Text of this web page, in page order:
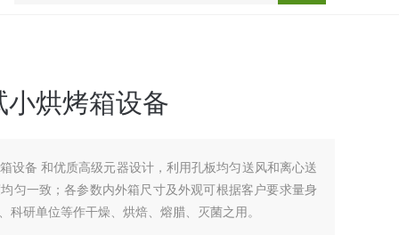
烘烤箱设备
设备 和优质高级元器设计，利用孔板均匀送风和离心送
匀一致；各参数内外箱尺寸及外观可根据客户要求量身
科研单位等作干燥、烘焙、熔腊、灭菌之用。